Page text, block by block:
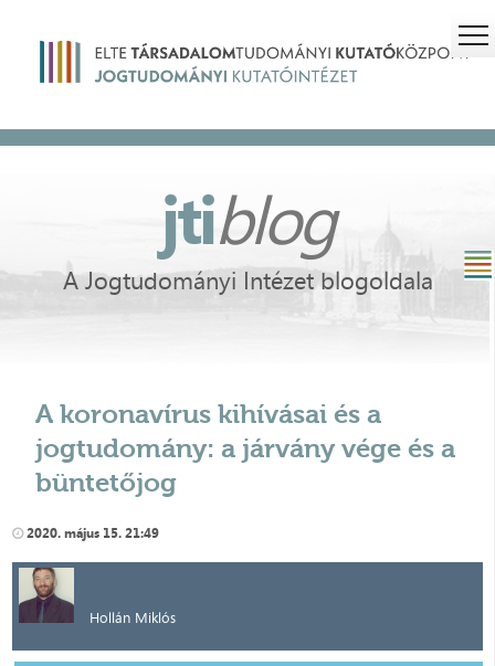
jtiblog
A Jogtudományi Intézet blogoldala
A koronavírus kihívásai és a
jogtudomány: a járvány vége és a
büntetőjog
2020. május 15. 21:49
Hollán Miklós